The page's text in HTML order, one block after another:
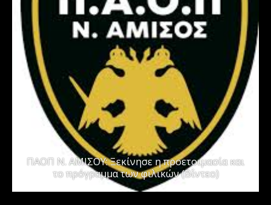
ΠΑΟΠ Ν. ΑΜΙΣΟΥ: Ξεκίνησε η προετοιμασία και
το πρόγραμμα των φιλικών (Βίντεο)